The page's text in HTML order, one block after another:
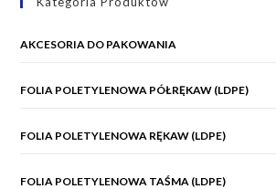
AKCESORIA DO PAKOWANIA
FOLIA POLETYLENOWA PÓŁRĘKAW (LDPE)
FOLIA POLETYLENOWA RĘKAW (LDPE)
FOLIA POLETYLENOWA TAŚMA (LDPE)